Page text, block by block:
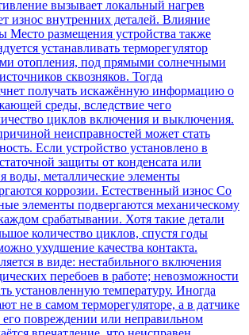
вызывает локальный нагрев
износ внутренних деталей. Влияние
Место размещения устройства также
устанавливать терморегулятор
отопления, под прямыми солнечными
сквозняков. Тогда
получать искажённую информацию о
среды, вследствие чего
циклов включения и выключения.
неисправностей может стать
Если устройство установлено в
защиты от конденсата или
воды, металлические элементы
коррозии. Естественный износ Со
элементы подвергаются механическому
срабатывании. Хотя такие детали
количество циклов, спустя годы
ухудшение качества контакта.
в виде: нестабильного включения
перебоев в работе; невозможности
установленную температуру. Иногда
не в самом терморегуляторе, а в датчике
повреждении или неправильном